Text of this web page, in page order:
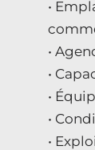
•
•
•
•
•
•